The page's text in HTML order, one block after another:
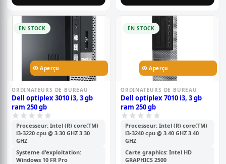
EN STOCK
Aperçu
ORDINATEURS DE BUREAU
Dell optiplex 3010 i3, 3 gb
ram 250 gb
Processeur: Intel (R) core(TM)
i3-3220 cpu @ 3.30 GHZ 3.30
GHZ
Systeme d'exploitation:
Windows 10 FR Pro
EN STOCK
Aperçu
ORDINATEURS DE BUREAU
Dell optiplex 7010 i3, 3 gb
ram 250 gb
Processeur: Intel (R) core(TM)
i3-3240 cpu @ 3.40 GHZ 3.40
GHZ
Carte graphics: Intel HD
GRAPHICS 2500